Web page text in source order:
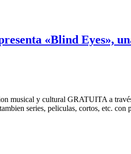
«Blind Eyes»,
musical y cultural GRATUITA a
series, peliculas, cortos, etc. con